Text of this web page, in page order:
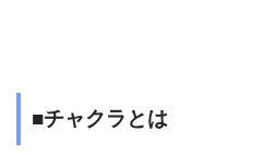
■チャクラとは